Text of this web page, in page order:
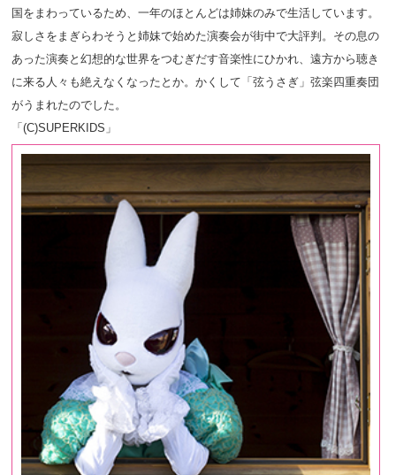
国をまわっているため、一年のほとんどは姉妹のみで生活しています。
寂しさをまぎらわそうと姉妹で始めた演奏会が街中で大評判。その息の
あった演奏と幻想的な世界をつむぎだす音楽性にひかれ、遠方から聴き
に来る人々も絶えなくなったとか。かくして「弦うさぎ」弦楽四重奏団
がうまれたのでした。
「(C)SUPERKIDS」